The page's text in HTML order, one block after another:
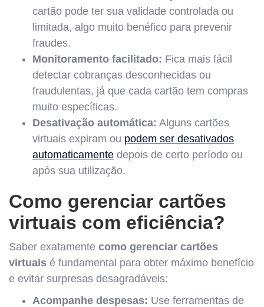
cartão pode ter sua validade controlada ou
limitada, algo muito benéfico para prevenir
fraudes.
Monitoramento facilitado: Fica mais fácil
detectar cobranças desconhecidas ou
fraudulentas, já que cada cartão tem compras
muito específicas.
Desativação automática: Alguns cartões
virtuais expiram ou podem ser desativados
automaticamente depois de certo período ou
após sua utilização.
Como gerenciar cartões
virtuais com eficiência?
Saber exatamente como gerenciar cartões
virtuais é fundamental para obter máximo benefício
e evitar surpresas desagradáveis:
Acompanhe despesas: Use ferramentas de